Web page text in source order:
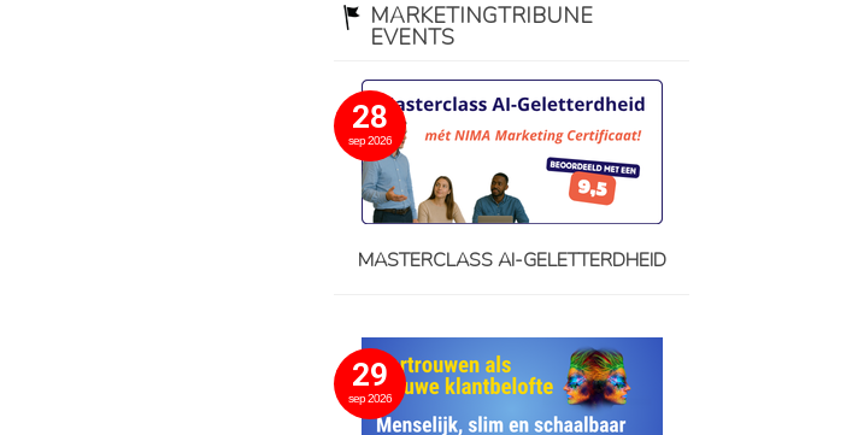
MARKETINGTRIBUNE
EVENTS
28
sep 2026
MASTERCLASS AI-GELETTERDHEID
29
sep 2026